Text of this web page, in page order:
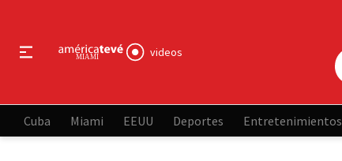
videos
Cuba Miami EEUU Deportes Entretenimientos